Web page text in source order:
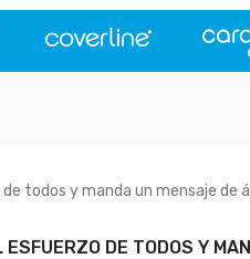
DE TODOS Y